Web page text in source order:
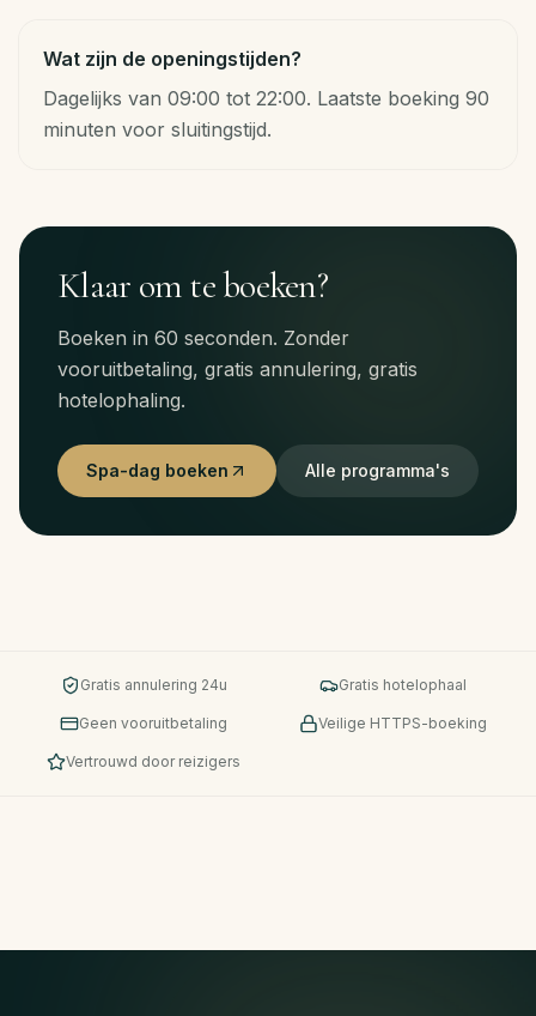
Wat zijn de openingstijden?
Dagelijks van 09:00 tot 22:00. Laatste boeking 90
minuten voor sluitingstijd.
Klaar om te boeken?
Boeken in 60 seconden. Zonder
vooruitbetaling, gratis annulering, gratis
hotelophaling.
Spa-dag boeken Alle programma's
Gratis annulering 24u Gratis hotelophaal
Geen vooruitbetaling Veilige HTTPS-boeking
Vertrouwd door reizigers